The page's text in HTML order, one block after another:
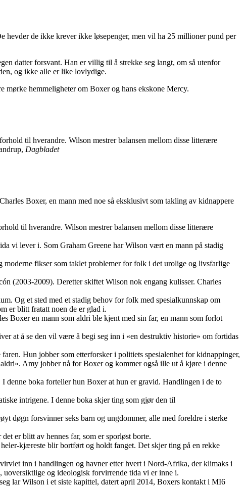
de ikke krever ikke løsepenger, men vil ha 25 millioner pund per
datter forsvant. Han er villig til å strekke seg langt, om så utenfor
og ikke alle er like lovlydige.
hemmeligheter om Boxer og hans ekskone Mercy.
til hverandre. Wilson mestrer balansen mellom disse litterære
Dagbladet
Boxer, en mann med noe så eksklusivt som takling av kidnappere
til hverandre. Wilson mestrer balansen mellom disse litterære
vi lever i. Som Graham Greene har Wilson vært en mann på stadig
fikser som taklet problemer for folk i det urolige og livsfarlige
(2003-2009). Deretter skiftet Wilson nok engang kulisser. Charles
Og et sted med et stadig behov for folk med spesialkunnskap om
er blitt fratatt noen de er glad i.
Boxer en mann som aldri ble kjent med sin far, en mann som forlot
at å se den vil være å begi seg inn i «en destruktiv historie» om fortidas
Hun jobber som etterforsker i politiets spesialenhet for kidnappinger,
Amy jobber nå for Boxer og kommer også ille ut å kjøre i denne
denne boka forteller hun Boxer at hun er gravid. Handlingen i de to
intrigene. I denne boka skjer ting som gjør den til
døgn forsvinner seks barn og ungdommer, alle med foreldre i sterke
er blitt av hennes far, som er sporløst borte.
kjæreste blir bortført og holdt fanget. Det skjer ting på en rekke
inn i handlingen og havner etter hvert i Nord-Afrika, der klimaks i
uoversiktlige og ideologisk forvirrende tida vi er inne i.
lar Wilson i et siste kapittel, datert april 2014, Boxers kontakt i MI6